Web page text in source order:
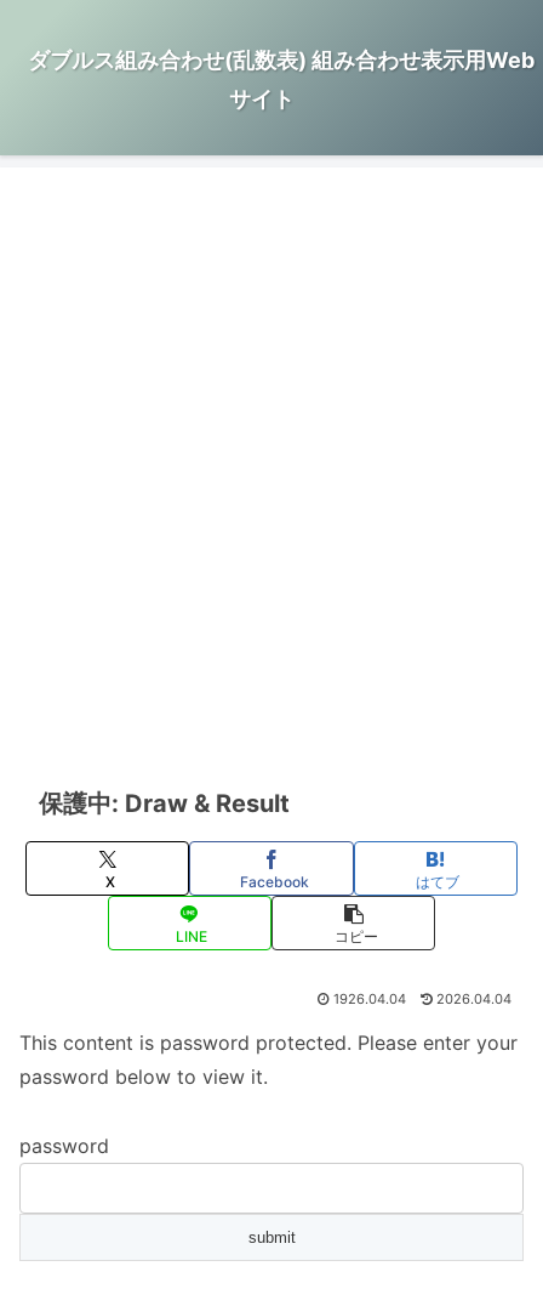
ダブルス組み合わせ(乱数表) 組み合わせ表示用Web
サイト
保護中: Draw & Result
X Facebook はてブ
LINE コピー
1926.04.04 2026.04.04
This content is password protected. Please enter your
password below to view it.
password